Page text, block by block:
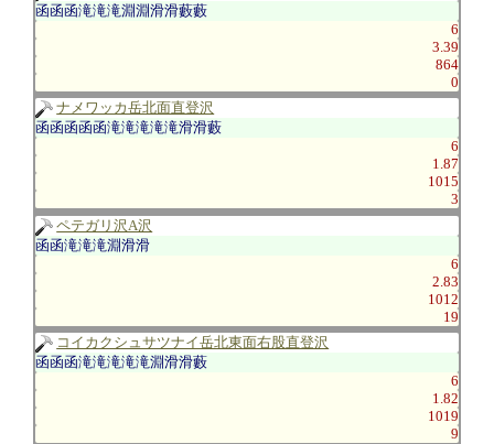
函函函滝滝滝淵淵滑滑藪藪
6
3.39
864
0
ナメワッカ岳北面直登沢
函函函函函滝滝滝滝滝滑滑藪
6
1.87
1015
3
ペテガリ沢A沢
函函滝滝滝淵滑滑
6
2.83
1012
19
コイカクシュサツナイ岳北東面右股直登沢
函函函滝滝滝滝滝淵滑滑藪
6
1.82
1019
9